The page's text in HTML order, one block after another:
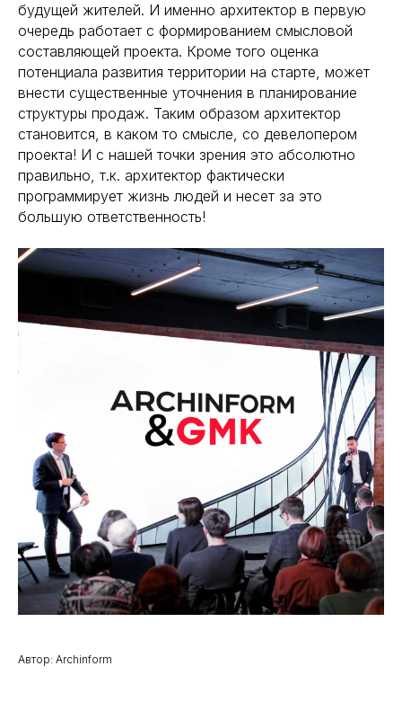
будущей жителей. И именно архитектор в первую
очередь работает с формированием смысловой
составляющей проекта. Кроме того оценка
потенциала развития территории на старте, может
внести существенные уточнения в планирование
структуры продаж. Таким образом архитектор
становится, в каком то смысле, со девелопером
проекта! И с нашей точки зрения это абсолютно
правильно, т.к. архитектор фактически
программирует жизнь людей и несет за это
большую ответственность!
Автор: Archinform